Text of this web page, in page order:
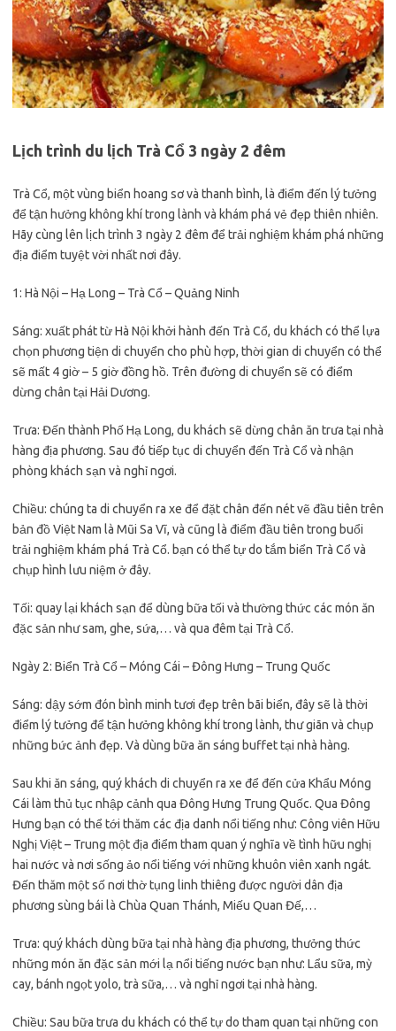
Lịch trình du lịch Trà Cổ 3 ngày 2 đêm
Trà Cổ, một vùng biển hoang sơ và thanh bình, là điểm đến lý tưởng
để tận hưởng không khí trong lành và khám phá vẻ đẹp thiên nhiên.
Hãy cùng lên lịch trình 3 ngày 2 đêm để trải nghiệm khám phá những
địa điểm tuyệt vời nhất nơi đây.
1: Hà Nội – Hạ Long – Trà Cổ – Quảng Ninh
Sáng: xuất phát từ Hà Nội khởi hành đến Trà Cổ, du khách có thể lựa
chọn phương tiện di chuyển cho phù hợp, thời gian di chuyển có thể
sẽ mất 4 giờ – 5 giờ đồng hồ. Trên đường di chuyển sẽ có điểm
dừng chân tại Hải Dương.
Trưa: Đến thành Phố Hạ Long, du khách sẽ dừng chân ăn trưa tại nhà
hàng địa phương. Sau đó tiếp tục di chuyển đến Trà Cổ và nhận
phòng khách sạn và nghỉ ngơi.
Chiều: chúng ta di chuyển ra xe để đặt chân đến nét vẽ đầu tiên trên
bản đồ Việt Nam là Mũi Sa Vĩ, và cũng là điểm đầu tiên trong buổi
trải nghiệm khám phá Trà Cổ. bạn có thể tự do tắm biển Trà Cổ và
chụp hình lưu niệm ở đây.
Tối: quay lại khách sạn để dùng bữa tối và thường thức các món ăn
đặc sản như sam, ghe, sứa,… và qua đêm tại Trà Cổ.
Ngày 2: Biển Trà Cổ – Móng Cái – Đông Hưng – Trung Quốc
Sáng: dậy sớm đón bình minh tươi đẹp trên bãi biển, đây sẽ là thời
điểm lý tưởng để tận hưởng không khí trong lành, thư giãn và chụp
những bức ảnh đẹp. Và dùng bữa ăn sáng buffet tại nhà hàng.
Sau khi ăn sáng, quý khách di chuyển ra xe để đến cửa Khẩu Móng
Cái làm thủ tục nhập cảnh qua Đông Hưng Trung Quốc. Qua Đông
Hưng bạn có thể tới thăm các địa danh nổi tiếng như: Công viên Hữu
Nghị Việt – Trung một địa điểm tham quan ý nghĩa về tình hữu nghị
hai nước và nơi sống ảo nổi tiếng với những khuôn viên xanh ngát.
Đến thăm một số nơi thờ tụng linh thiêng được người dân địa
phương sùng bái là Chùa Quan Thánh, Miếu Quan Đế,…
Trưa: quý khách dùng bữa tại nhà hàng địa phương, thưởng thức
những món ăn đặc sản mới lạ nổi tiếng nước bạn như: Lẩu sữa, mỳ
cay, bánh ngọt yolo, trà sữa,… và nghỉ ngơi tại nhà hàng.
Chiều: Sau bữa trưa du khách có thể tự do tham quan tại những con